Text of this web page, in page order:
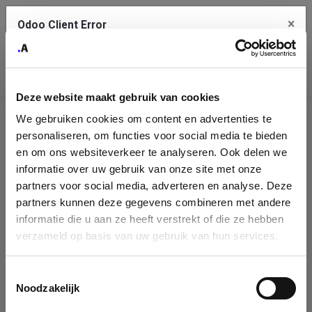
Deze website maakt gebruik van cookies
We gebruiken cookies om content en advertenties te
personaliseren, om functies voor social media te bieden
en om ons websiteverkeer te analyseren. Ook delen we
informatie over uw gebruik van onze site met onze
partners voor social media, adverteren en analyse. Deze
partners kunnen deze gegevens combineren met andere
informatie die u aan ze heeft verstrekt of die ze hebben
verzameld op basis van uw gebruik van hun services.
Noodzakelijk
Company
Identification
Please fill in your company details
You can search a company in our database by name, VAT or
enterprise ID. When a company is selected it will auto-complete the
form. If you don't find your company in our database, you can create
Odoo Client Error ×
service.
See details
Ok